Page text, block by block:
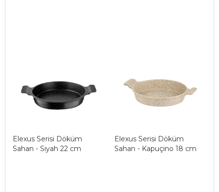
Elexus Serisi Döküm
Sahan - Siyah 22 cm
Elexus Serisi Döküm
Sahan - Kapuçino 18 cm